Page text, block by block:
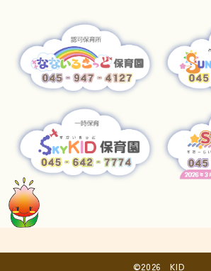
果の連絡。
(3)取得した閲覧・購買履歴等の情
ユーザーに適した新商品・サー
するためのユーザーが利用して
新機能や更新情報、キャンペーン
ール送付によるご案内。
(4)ユーザーが利用しているサー
ンスなど、必要に応じたご連絡を
(5)
利用規約に違反したユーザー
不正不当な目的でサービスを利
個人情報の利用目的は、変更前後の
©2026 KID